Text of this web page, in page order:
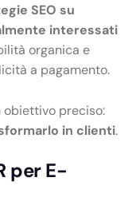
SEO su
interessati
organica e
a pagamento.
preciso:
in clienti.
per E-